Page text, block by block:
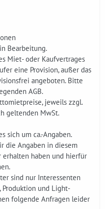
Bearbeitung.
Miet- oder Kaufvertrages
eine Provision, außer das
angeboten. Bitte
AGB.
jeweils zzgl.
geltenden MwSt.
sich um ca.-Angaben.
die Angaben in diesem
erhalten haben und hierfür
sind nur Interessenten
Produktion und Light-
folgende Anfragen leider